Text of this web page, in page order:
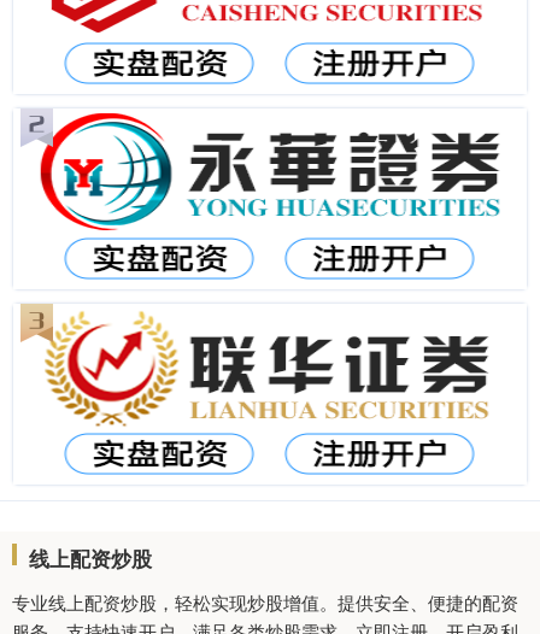
线上配资炒股
专业线上配资炒股，轻松实现炒股增值。提供安全、便捷的配资